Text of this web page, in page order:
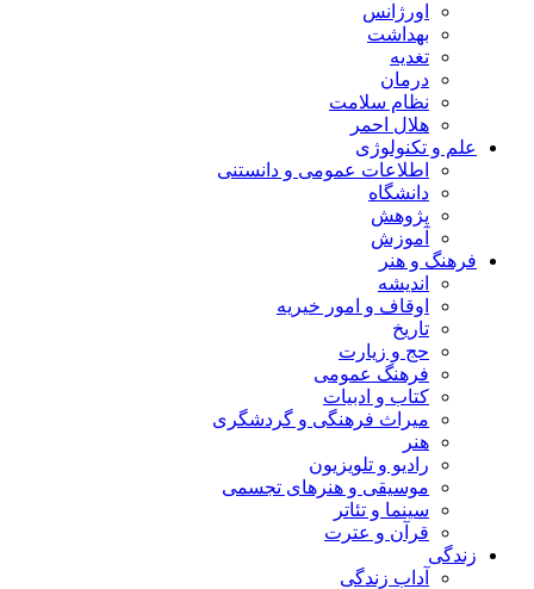
اورژانس
بهداشت
تغدیه
درمان
نظام سلامت
هلال احمر
علم و تکنولوژی
اطلاعات عمومی و دانستنی
دانشگاه
پژوهش
آموزش
فرهنگ و هنر
اندیشه
اوقاف و امور خیریه
تاریخ
حج و زیارت
فرهنگ عمومی
کتاب و ادبیات
میراث فرهنگی و گردشگری
هنر
رادیو و تلویزیون
موسیقی و هنرهای تجسمی
سینما و تئاتر
قرآن و عترت
زندگی
آداب زندگی